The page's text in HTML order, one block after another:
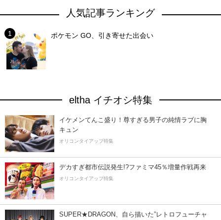
人気記事ランキング
ポケモン GO、引き寄せた出会い
eltha イチオシ特集
イケメンてんこ盛り！尊すぎる男子の純情ラブに胸
キュン
オリコンタイアップ特集
デカすぎ都市伝説発生!?ファミマ45％増量作戦再来
オリコンタイアップ特集
SUPER★DRAGON、自ら描いた”レトロフューチャ